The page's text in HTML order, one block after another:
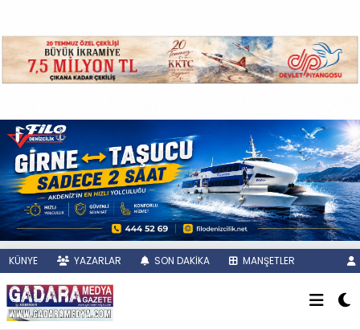
KÜNYE YAZARLAR SON DAKİKA MANŞETLER